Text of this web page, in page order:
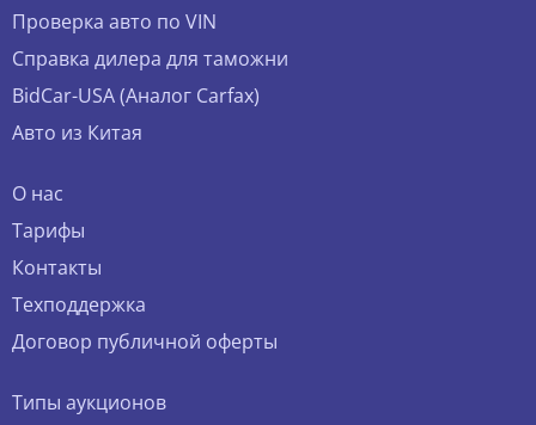
Проверка авто по VIN
Справка дилера для таможни
BidCar-USA (Аналог Carfax)
Авто из Китая
О нас
Тарифы
Контакты
Техподдержка
Договор публичной оферты
Типы аукционов